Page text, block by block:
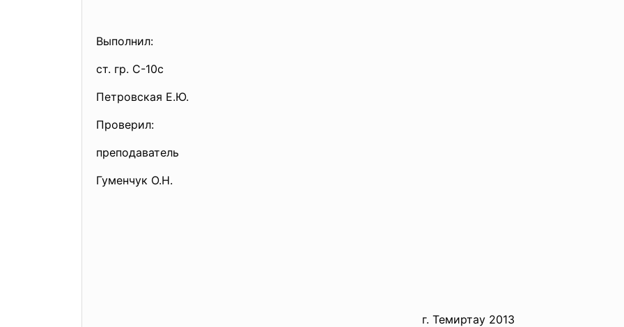
Выполнил:
ст. гр. С-10с
Петровская Е.Ю.
Проверил:
преподаватель
Гуменчук О.Н.
г. Темиртау 2013